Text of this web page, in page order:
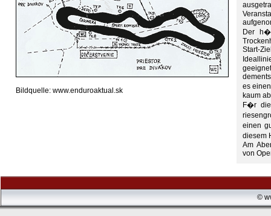
Bildquelle: www.enduroaktual.sk
Der
Start-
es
kaum
F�r
einen
diesem
Am
von
©